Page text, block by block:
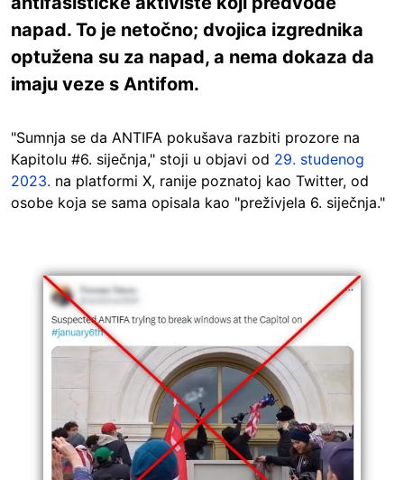
napad. To je netočno; dvojica izgrednika
optužena su za napad, a nema dokaza da
imaju veze s Antifom.
"Sumnja se da ANTIFA pokušava razbiti prozore na
Kapitolu #6. siječnja," stoji u objavi od 29. studenog
2023. na platformi X, ranije poznatoj kao Twitter, od
osobe koja se sama opisala kao "preživjela 6. siječnja."
Image